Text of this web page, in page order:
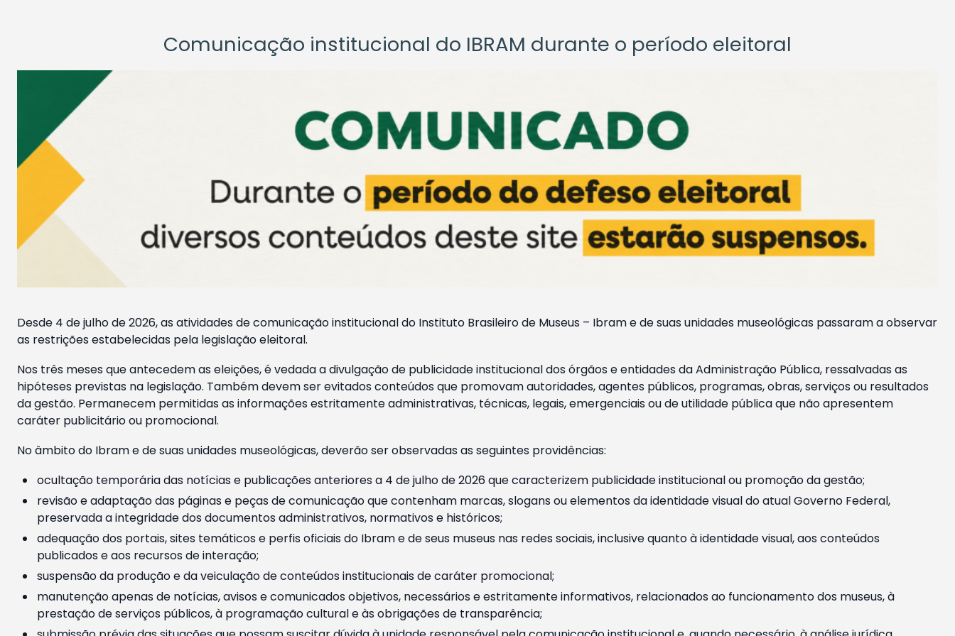
Comunicação institucional do IBRAM durante o período eleitoral
Desde 4 de julho de 2026, as atividades de comunicação institucional do Instituto Brasileiro de Museus – Ibram e de suas unidades museológicas passaram a observar
as restrições estabelecidas pela legislação eleitoral.
Nos três meses que antecedem as eleições, é vedada a divulgação de publicidade institucional dos órgãos e entidades da Administração Pública, ressalvadas as
hipóteses previstas na legislação. Também devem ser evitados conteúdos que promovam autoridades, agentes públicos, programas, obras, serviços ou resultados
da gestão. Permanecem permitidas as informações estritamente administrativas, técnicas, legais, emergenciais ou de utilidade pública que não apresentem
caráter publicitário ou promocional.
No âmbito do Ibram e de suas unidades museológicas, deverão ser observadas as seguintes providências:
ocultação temporária das notícias e publicações anteriores a 4 de julho de 2026 que caracterizem publicidade institucional ou promoção da gestão;
revisão e adaptação das páginas e peças de comunicação que contenham marcas, slogans ou elementos da identidade visual do atual Governo Federal,
preservada a integridade dos documentos administrativos, normativos e históricos;
adequação dos portais, sites temáticos e perfis oficiais do Ibram e de seus museus nas redes sociais, inclusive quanto à identidade visual, aos conteúdos
publicados e aos recursos de interação;
suspensão da produção e da veiculação de conteúdos institucionais de caráter promocional;
manutenção apenas de notícias, avisos e comunicados objetivos, necessários e estritamente informativos, relacionados ao funcionamento dos museus, à
prestação de serviços públicos, à programação cultural e às obrigações de transparência;